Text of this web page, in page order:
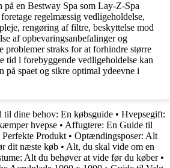
på en Bestway Spa som Lay-Z-Spa
regelmæssig vedligeholdelse,
rengøring af filtre, beskyttelse mod
af opbevaringsanbefalinger og
problemer straks for at forhindre større
tid i forebyggende vedligeholdelse kan
på spaet og sikre optimal ydeevne i
dine behov: En købsguide • Hvepsegift:
hvepse • Affugtere: En Guide til
Produkt • Optændingsposer: Alt
dit næste køb • Alt, du skal vide om en
Alt du behøver at vide før du køber•